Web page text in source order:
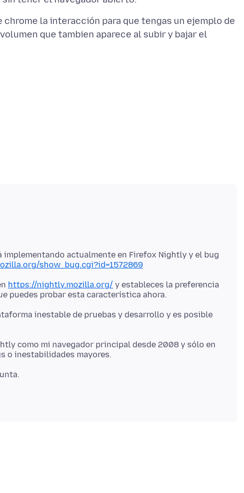
la interacción para que tengas un ejemplo de
que tambien aparece al subir y bajar el
actualmente en Firefox Nightly y el bug
show_bug.cgi?id=1572869
https://nightly.mozilla.org/ y estableces la preferencia
inestable de pruebas y desarrollo y es posible
como mi navegador principal desde 2008 y sólo en